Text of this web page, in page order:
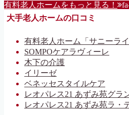
有料老人ホームをもっと見る！
大手老人ホームの口コミ
有料老人ホーム「サニーライ
SOMPOケアラヴィーレ
木下の介護
イリーゼ
ベネッセスタイルケア
レオパレス21 あずみ苑グラ
レオパレス21 あずみ苑ラ・